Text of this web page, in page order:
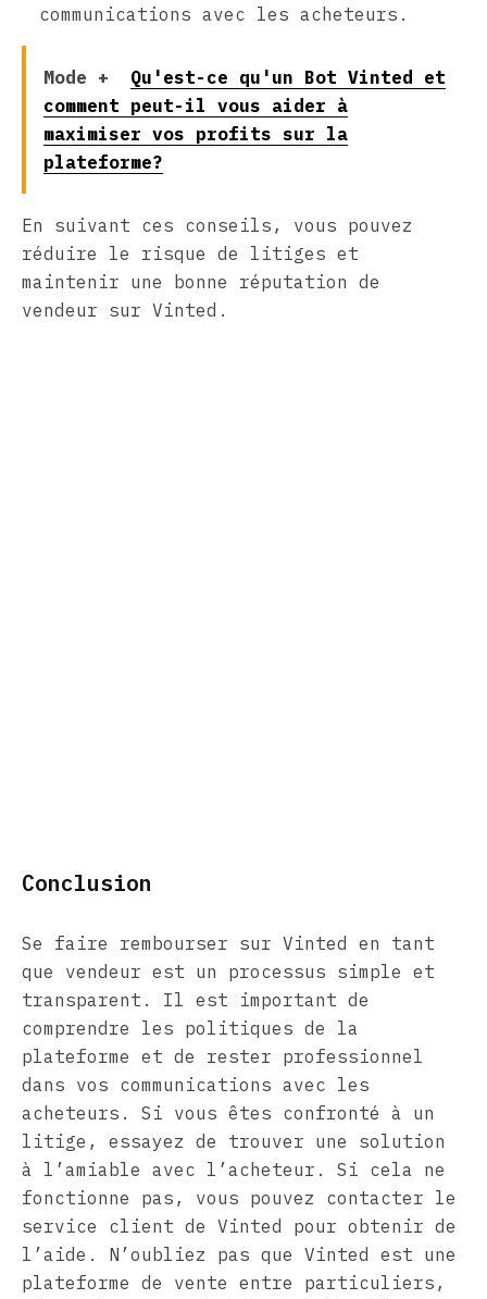
communications avec les acheteurs.
Mode +
Qu'est-ce qu'un Bot Vinted et
comment peut-il vous aider à
maximiser vos profits sur la
plateforme?
En suivant ces conseils, vous pouvez
réduire le risque de litiges et
maintenir une bonne réputation de
vendeur sur Vinted.
Conclusion
Se faire rembourser sur Vinted en tant
que vendeur est un processus simple et
transparent. Il est important de
comprendre les politiques de la
plateforme et de rester professionnel
dans vos communications avec les
acheteurs. Si vous êtes confronté à un
litige, essayez de trouver une solution
à l’amiable avec l’acheteur. Si cela ne
fonctionne pas, vous pouvez contacter le
service client de Vinted pour obtenir de
l’aide. N’oubliez pas que Vinted est une
plateforme de vente entre particuliers,